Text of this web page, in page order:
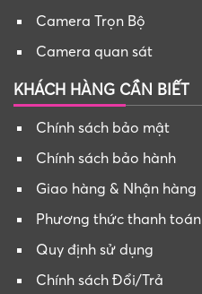
Camera Trọn Bộ
Camera quan sát
KHÁCH HÀNG CẦN BIẾT
Chính sách bảo mật
Chính sách bảo hành
Giao hàng & Nhận hàng
Phương thức thanh toán
Quy định sử dụng
Chính sách Đổi/Trả